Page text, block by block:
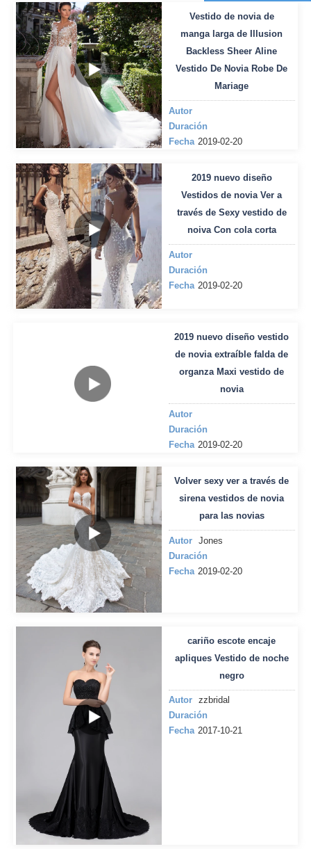
Vestido de novia de
manga larga de Illusion
Backless Sheer Aline
Vestido De Novia Robe De
Mariage
Autor
Duración
Fecha 2019-02-20
2019 nuevo diseño
Vestidos de novia Ver a
través de Sexy vestido de
noiva Con cola corta
Autor
Duración
Fecha 2019-02-20
2019 nuevo diseño vestido
de novia extraíble falda de
organza Maxi vestido de
novia
Autor
Duración
Fecha 2019-02-20
Volver sexy ver a través de
sirena vestidos de novia
para las novias
Autor
Jones
Duración
Fecha 2019-02-20
cariño escote encaje
apliques Vestido de noche
negro
Autor
zzbridal
Duración
Fecha 2017-10-21